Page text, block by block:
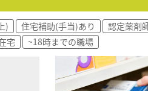
) 住宅補助(手当)あり
認定薬剤
宅 ~18時までの職場